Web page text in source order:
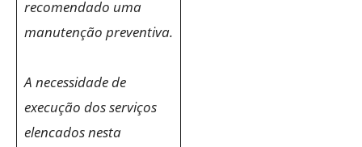
recomendado uma
manutenção preventiva.
A necessidade de
execução dos serviços
elencados nesta